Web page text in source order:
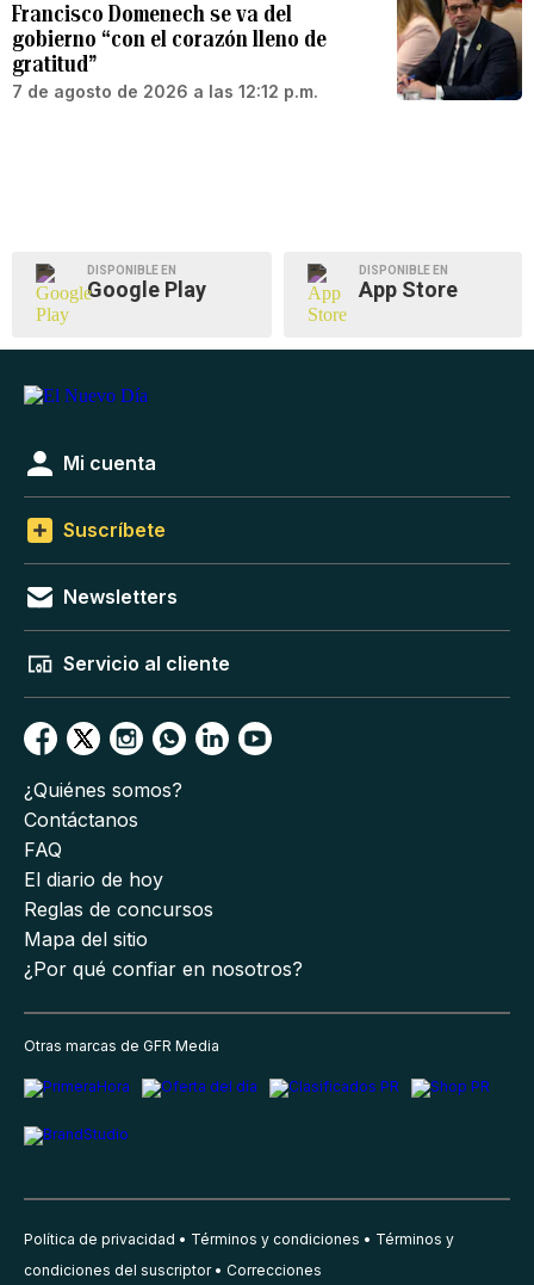
Francisco Domenech se va del
gobierno “con el corazón lleno de
gratitud”
7 de agosto de 2026 a las 12:12 p.m.
DISPONIBLE EN
Google Play
DISPONIBLE EN
App Store
Mi cuenta
Suscríbete
Newsletters
Servicio al cliente
¿Quiénes somos?
Contáctanos
FAQ
El diario de hoy
Reglas de concursos
Mapa del sitio
¿Por qué confiar en nosotros?
Otras marcas de GFR Media
Política de privacidad Términos y condiciones
Términos y
condiciones del suscriptor
Correcciones